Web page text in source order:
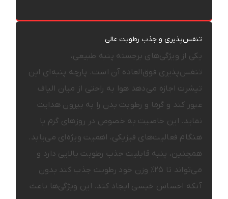
تنفس‌پذیری و جذب رطوبت عالی
یکی از ویژگی‌های برجسته پنبه طبیعی،
تنفس‌پذیری فوق‌العاده آن است. پارچه پنبه‌ای این
تیشرت اجازه می‌دهد هوا به راحتی از میان الیاف
عبور کند و گرما و رطوبت بدن را به بیرون هدایت
نماید. این خاصیت به خصوص در روزهای گرم یا
هنگام فعالیت‌های فیزیکی، اهمیت ویژه‌ای می‌یابد.
همچنین، پنبه قابلیت جذب رطوبت بالایی دارد و
می‌تواند تا ۲۵٪ وزن خود رطوبت جذب کند بدون
آنکه احساس خیسی ایجاد کند. این ویژگی‌ها باعث